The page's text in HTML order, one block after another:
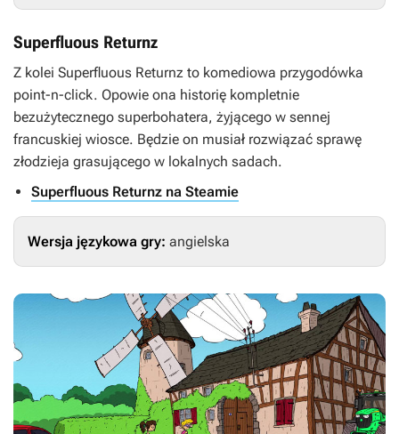
Superfluous Returnz
Z kolei Superfluous Returnz to komediowa przygodówka
point-n-click. Opowie ona historię kompletnie
bezużytecznego superbohatera, żyjącego w sennej
francuskiej wiosce. Będzie on musiał rozwiązać sprawę
złodzieja grasującego w lokalnych sadach.
Superfluous Returnz na Steamie
Wersja językowa gry: angielska